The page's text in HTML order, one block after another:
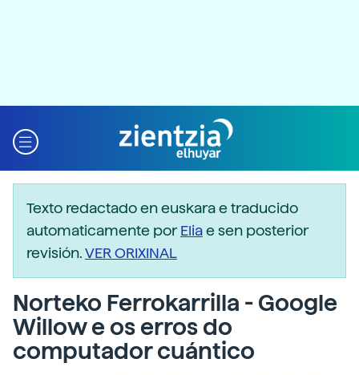
Texto redactado en euskara e traducido
automaticamente porEliae sen posterior
revisión.VER ORIXINAL
Norteko Ferrokarrilla - Google
Willow e os erros do
computador cuántico